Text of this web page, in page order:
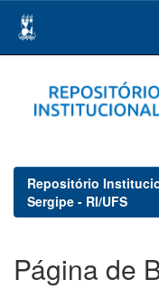
navigation
Repositório
Sergipe - RI/UFS
Página de